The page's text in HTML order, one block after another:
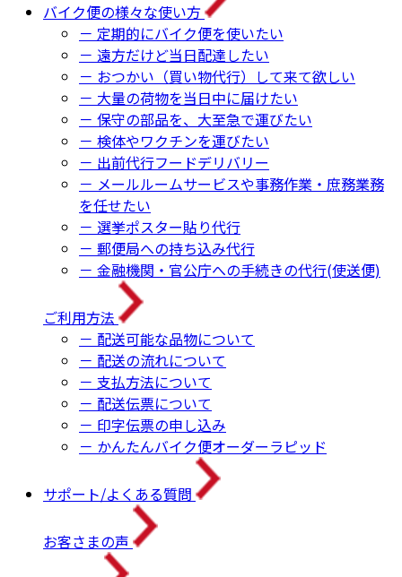
バイク便の様々な使い方
－ 定期的にバイク便を使いたい
－ 遠方だけど当日配達したい
－ おつかい（買い物代行）して来て欲しい
－ 大量の荷物を当日中に届けたい
－ 保守の部品を、大至急で運びたい
－ 検体やワクチンを運びたい
－ 出前代行フードデリバリー
－ メールルームサービスや事務作業・庶務業務
を任せたい
－ 選挙ポスター貼り代行
－ 郵便局への持ち込み代行
－ 金融機関・官公庁への手続きの代行(使送便)
ご利用方法
－ 配送可能な品物について
－ 配送の流れについて
－ 支払方法について
－ 配送伝票について
－ 印字伝票の申し込み
－ かんたんバイク便オーダーラピッド
サポート/よくある質問
お客さまの声